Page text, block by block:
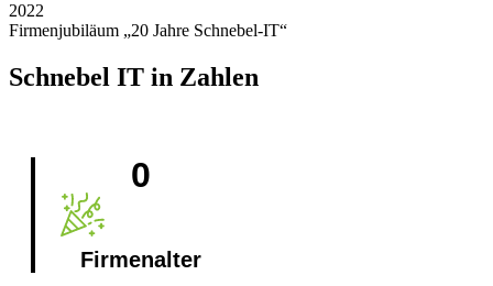
2022
Firmenjubiläum „20 Jahre Schnebel-IT“
Schnebel IT in Zahlen
0
Firmenalter